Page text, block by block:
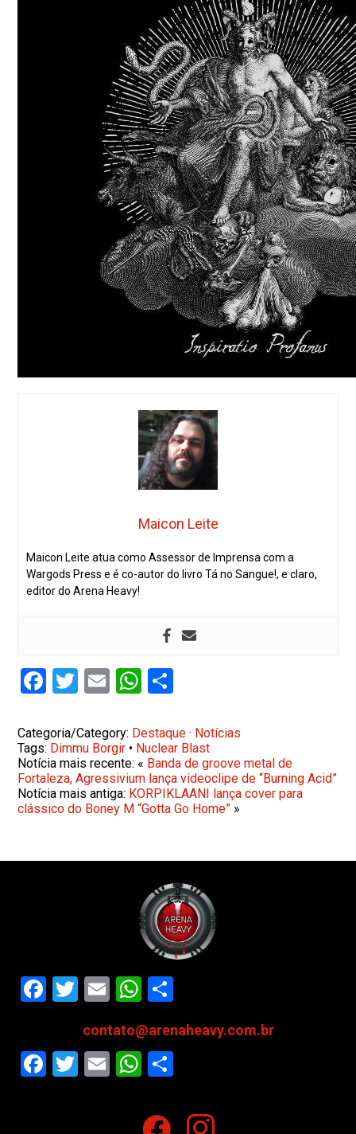
Maicon Leite
Maicon Leite atua como Assessor de Imprensa com a
Wargods Press e é co-autor do livro Tá no Sangue!, e claro,
editor do Arena Heavy!
Facebook
Twitter
EmailWhatsApp
Categoria/Category: Destaque · Notícias
Tags: Dimmu Borgir • Nuclear Blast
Notícia mais recente: « Banda de groove metal de
Fortaleza, Agressivium lança videoclipe de “Burning Acid”
Notícia mais antiga: KORPIKLAANI lança cover para
clássico do Boney M “Gotta Go Home” »
Facebook
Twitter
EmailWhatsApp
contato@arenaheavy.com.br
Facebook
Twitter
EmailWhatsApp